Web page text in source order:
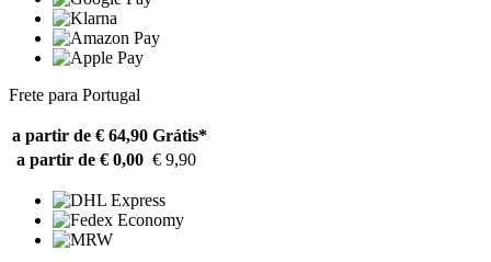
Frete para Portugal
a partir de € 64,90 Grátis*
a partir de € 0,00 € 9,90